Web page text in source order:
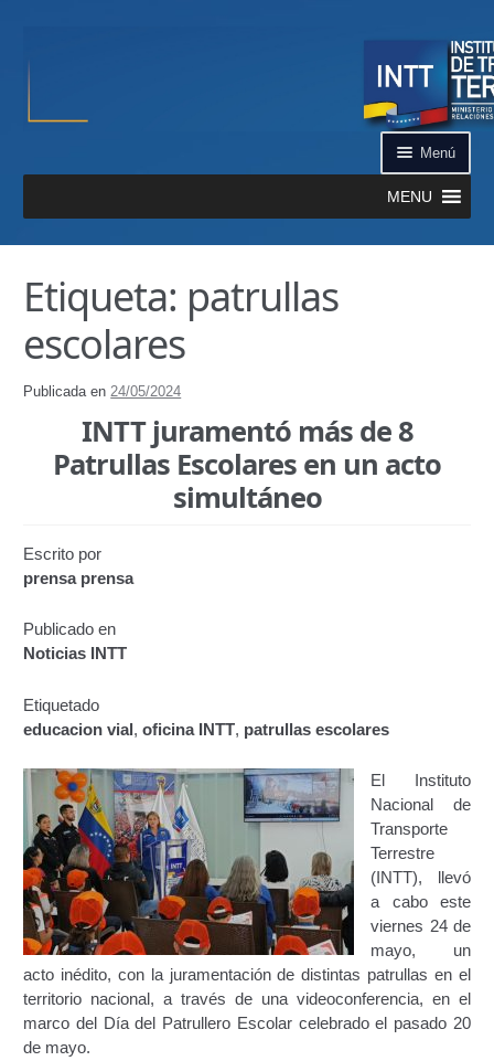
Menú
MENU
Inicio
¿Qué es el INTT?
Aplicación INTT QR
Automatizados
Certificación de Datos de Vehículo Automatizado
Certificación de Datos para Efectos Consulares con
Emisión de Nuevo Certificado de Registro de
Autorización para la circulación de Vehículo Sobre
Vehículo – Servicio Frecuente
Biblioteca
Búsqueda Predictiva Woocommerce
Certificación de Datos para Efectos Consulares con
Apostilla Electrónica – Servicio Frecuente
Certificación Provisional de Prestación del Servicio de
Transporte Público de Personas Modalidad Periférico
(RUTAS SUBURBANA O INTERURBANAS) – Servicio
Etiqueta: patrullas
escolares
Publicada en24/05/2024
INTT juramentó más de 8
Patrullas Escolares en un acto
simultáneo
Escrito por
prensa prensa
Publicado en
Noticias INTT
Etiquetado
educacion vial,oficina INTT, patrullas escolares
El Instituto
Nacional de
Transporte
Terrestre
(INTT), llevó
a cabo este
viernes 24 de
mayo, un
acto inédito, con la juramentación de distintas patrullas en el
territorio nacional, a través de una videoconferencia, en el
marco del Día del Patrullero Escolar celebrado el pasado 20
de mayo.